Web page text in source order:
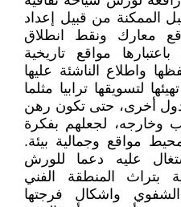
الممكنة من قبيل إعداد
معارك ونقط انطلاق
مواقع تاريخية
واطلاع الناشئة عليها
لتسويقها ترابيا مثلما
أخرى، حتى تكون رهن
وخارجه، لجعلهم بفكرة
مواقع وجمالية بيئة.
عليه دعما للورش
بتراث المنطقة الفني
الشفوي واشكال فرجتها